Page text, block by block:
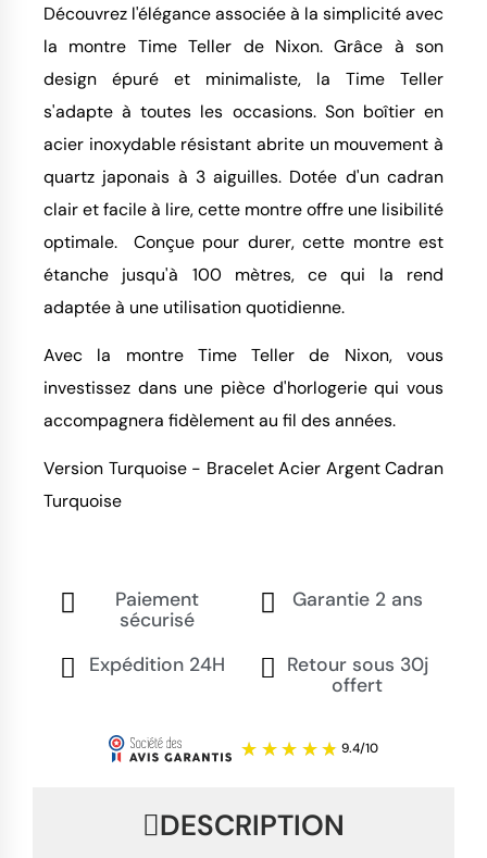
Découvrez l'élégance associée à la simplicité avec
la montre Time Teller de Nixon. Grâce à son
design épuré et minimaliste, la Time Teller
s'adapte à toutes les occasions. Son boîtier en
acier inoxydable résistant abrite un mouvement à
quartz japonais à 3 aiguilles. Dotée d'un cadran
clair et facile à lire, cette montre offre une lisibilité
optimale. Conçue pour durer, cette montre est
étanche jusqu'à 100 mètres, ce qui la rend
adaptée à une utilisation quotidienne.
Avec la montre Time Teller de Nixon, vous
investissez dans une pièce d'horlogerie qui vous
accompagnera fidèlement au fil des années.
Version Turquoise - Bracelet Acier Argent Cadran
Turquoise
Paiement
sécurisé
Garantie 2 ans
Expédition 24H
Retour sous 30j
offert
DESCRIPTION